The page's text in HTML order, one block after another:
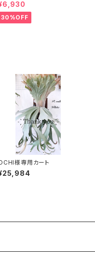
30%OFF
様専用カート